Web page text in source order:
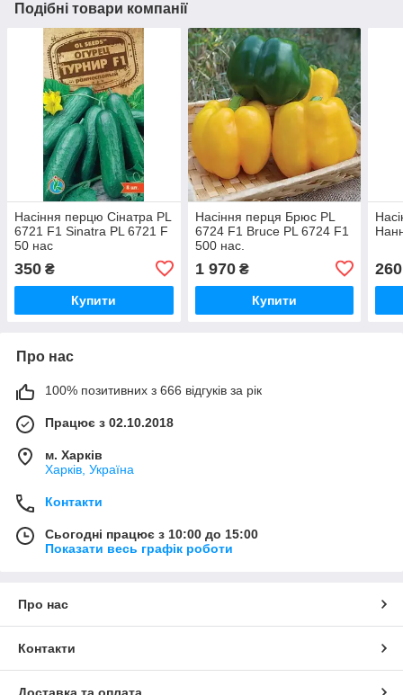
Подібні товари компанії
Насіння перцю Сінатра PL
6721 F1 Sinatra PL 6721 F
50 нас
350 ₴
Купити
Насіння перця Брюс PL
6724 F1 Bruce PL 6724 F1
500 нас.
1 970₴
Купити
260
Про нас
100% позитивних з 666 відгуків за рік
Працює з 02.10.2018
м. Харків
Харків, Україна
Контакти
Сьогодні працює з 10:00 до 15:00
Показати весь графік роботи
Про нас
Контакти